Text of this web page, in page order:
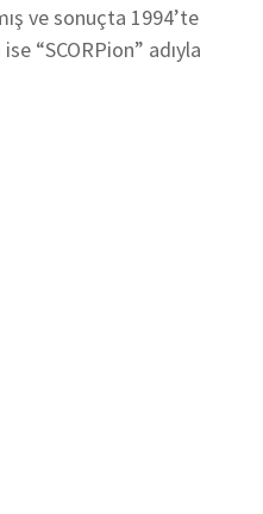
ve sonuçta 1994’te
“SCORPion” adıyla